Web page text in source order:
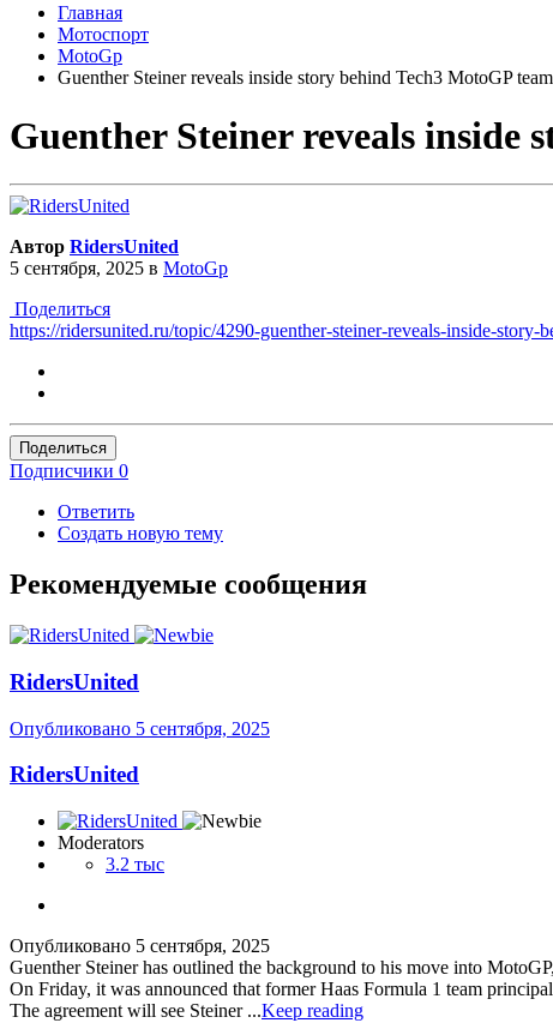
Главная
Мотоспорт
MotoGp
Guenther Steiner reveals inside story behind Tech3 MotoGP
Guenther Steiner reveals inside
Автор RidersUnited
5 сентября, 2025 в MotoGp
Поделиться
https://ridersunited.ru/topic/4290-guenther-steiner-reveals-inside-story-
Поделиться
Подписчики 0
Ответить
Создать новую тему
Рекомендуемые сообщения
RidersUnited
Опубликовано 5 сентября, 2025
RidersUnited
Moderators
3.2 тыс
Опубликовано 5 сентября, 2025
Guenther Steiner has outlined the background to his move into
On Friday, it was announced that former Haas Formula 1 team
The agreement will see Steiner ...Keep reading